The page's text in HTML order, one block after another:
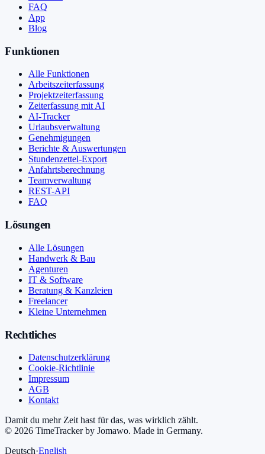
FAQ
App
Blog
Funktionen
Alle Funktionen
Arbeitszeiterfassung
Projektzeiterfassung
Zeiterfassung mit AI
AI-Tracker
Urlaubsverwaltung
Genehmigungen
Berichte & Auswertungen
Stundenzettel-Export
Anfahrtsberechnung
Teamverwaltung
REST-API
FAQ
Lösungen
Alle Lösungen
Handwerk & Bau
Agenturen
IT & Software
Beratung & Kanzleien
Freelancer
Kleine Unternehmen
Rechtliches
Datenschutzerklärung
Cookie-Richtlinie
Impressum
AGB
Kontakt
Damit du mehr Zeit hast für das, was wirklich zählt.
© 2026 TimeTracker by Jomawo. Made in Germany.
Deutsch·English